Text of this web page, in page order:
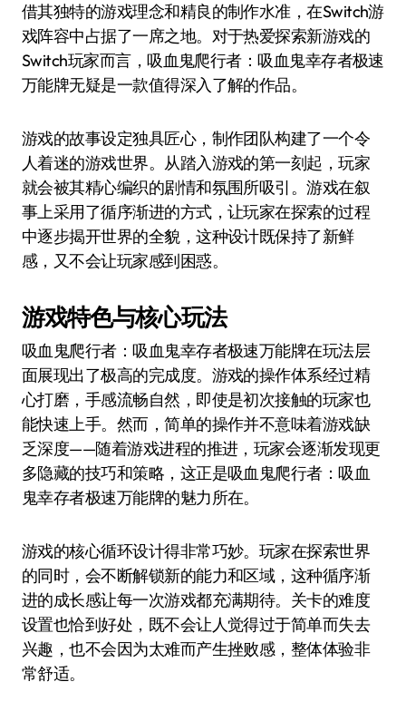
借其独特的游戏理念和精良的制作水准，在Switch游
戏阵容中占据了一席之地。对于热爱探索新游戏的
Switch玩家而言，吸血鬼爬行者：吸血鬼幸存者极速
万能牌无疑是一款值得深入了解的作品。
游戏的故事设定独具匠心，制作团队构建了一个令
人着迷的游戏世界。从踏入游戏的第一刻起，玩家
就会被其精心编织的剧情和氛围所吸引。游戏在叙
事上采用了循序渐进的方式，让玩家在探索的过程
中逐步揭开世界的全貌，这种设计既保持了新鲜
感，又不会让玩家感到困惑。
游戏特色与核心玩法
吸血鬼爬行者：吸血鬼幸存者极速万能牌在玩法层
面展现出了极高的完成度。游戏的操作体系经过精
心打磨，手感流畅自然，即使是初次接触的玩家也
能快速上手。然而，简单的操作并不意味着游戏缺
乏深度——随着游戏进程的推进，玩家会逐渐发现更
多隐藏的技巧和策略，这正是吸血鬼爬行者：吸血
鬼幸存者极速万能牌的魅力所在。
游戏的核心循环设计得非常巧妙。玩家在探索世界
的同时，会不断解锁新的能力和区域，这种循序渐
进的成长感让每一次游戏都充满期待。关卡的难度
设置也恰到好处，既不会让人觉得过于简单而失去
兴趣，也不会因为太难而产生挫败感，整体体验非
常舒适。